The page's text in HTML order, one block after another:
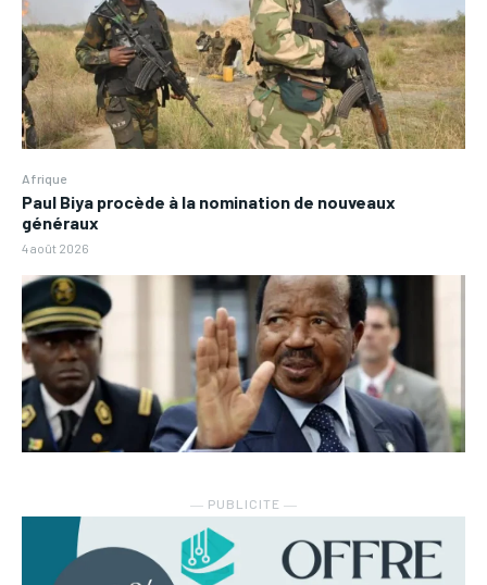
Afrique
Paul Biya procède à la nomination de nouveaux
généraux
4 août 2026
― PUBLICITE ―